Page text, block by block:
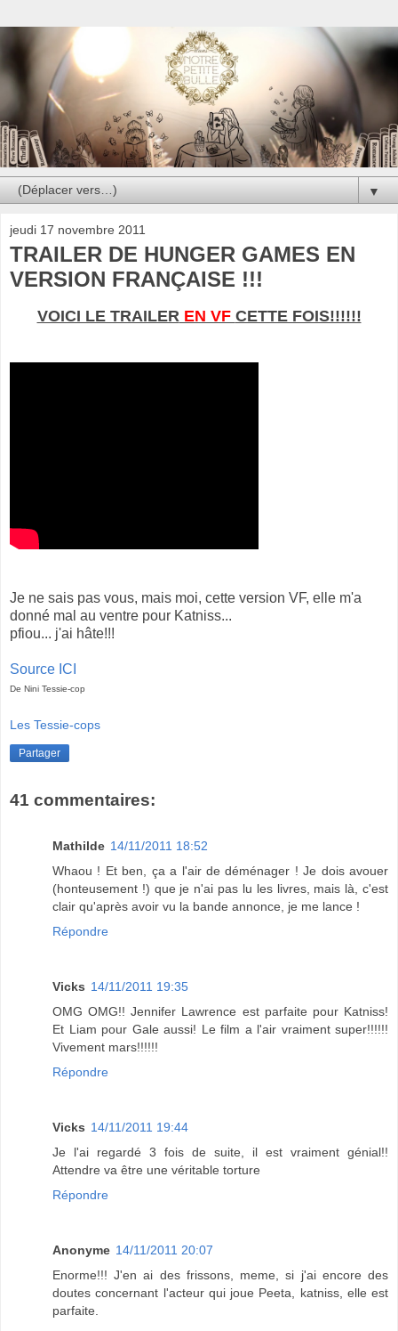
▼
jeudi 17 novembre 2011
TRAILER DE HUNGER GAMES EN
VERSION FRANÇAISE !!!
VOICI LE TRAILER EN VF CETTE FOIS!!!!!!
Je ne sais pas vous, mais moi, cette version VF, elle m'a
donné mal au ventre pour Katniss...
pfiou... j'ai hâte!!!
Source ICI
De Nini Tessie-cop
Les Tessie-cops
Partager
41 commentaires:
Mathilde 14/11/2011 18:52
Whaou ! Et ben, ça a l'air de déménager ! Je dois avouer
(honteusement !) que je n'ai pas lu les livres, mais là, c'est
clair qu'après avoir vu la bande annonce, je me lance !
Répondre
Vicks 14/11/2011 19:35
OMG OMG!! Jennifer Lawrence est parfaite pour Katniss!
Et Liam pour Gale aussi! Le film a l'air vraiment super!!!!!!
Vivement mars!!!!!!
Répondre
Vicks 14/11/2011 19:44
Je l'ai regardé 3 fois de suite, il est vraiment génial!!
Attendre va être une véritable torture
Répondre
Anonyme 14/11/2011 20:07
Enorme!!! J'en ai des frissons, meme, si j'ai encore des
doutes concernant l'acteur qui joue Peeta, katniss, elle est
parfaite.